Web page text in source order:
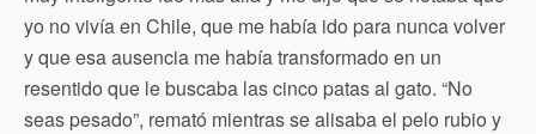
yo no vivía en Chile, que me había ido para nunca volver
y que esa ausencia me había transformado en un
resentido que le buscaba las cinco patas al gato. “No
seas pesado”, remató mientras se alisaba el pelo rubio y